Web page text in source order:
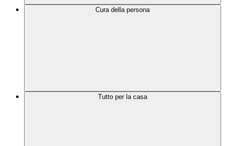
Cura della persona
Tutto per la casa